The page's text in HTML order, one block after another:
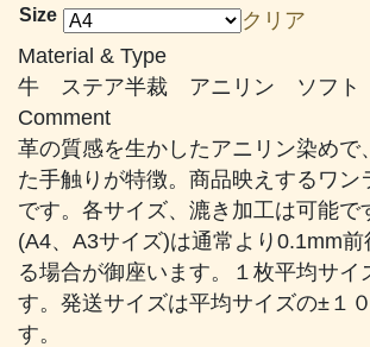
格
¥1,566
¥24,937
Size
クリア
Material & Type
牛 ステア半裁 アニリン ソフト
Comment
革の質感を生かしたアニリン染めで
た手触りが特徴。商品映えするワン
です。各サイズ、漉き加工は可能で
(A4、A3サイズ)は通常より0.1mm
る場合が御座います。１枚平均サイ
す。発送サイズは平均サイズの±１
す。